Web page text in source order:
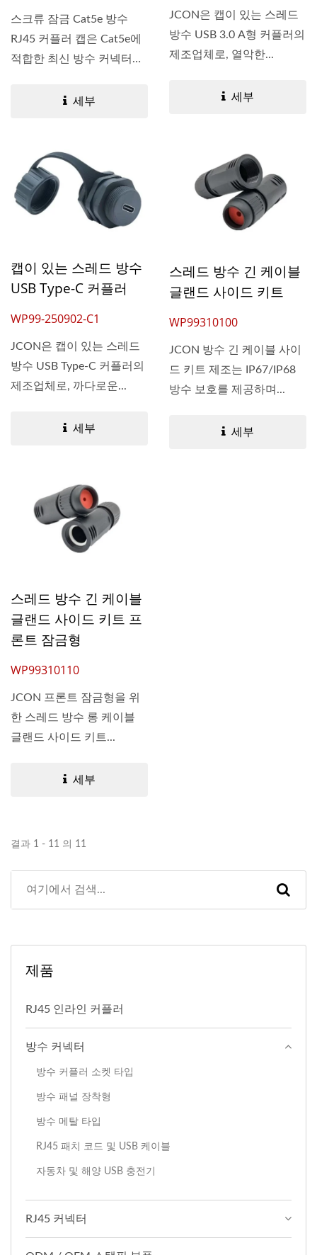
스크류 잠금 Cat5e 방수
RJ45 커플러 캡은 Cat5e에
적합한 최신 방수 커넥터입
세부
JCON은 캡이 있는 스레드
방수 USB 3.0 A형 커플러의
제조업체로, 열악한...
세부
캡이 있는 스레드 방수
USB Type-C 커플러
WP99-250902-C1
JCON은 캡이 있는 스레드
방수 USB Type-C 커플러의
제조업체로, 까다로운...
세부
스레드 방수 긴 케이블
글랜드 사이드 키트
WP99310100
JCON 방수 긴 케이블 사이
드 키트 제조는 IP67/IP68
방수 보호를 제공하며...
세부
스레드 방수 긴 케이블
글랜드 사이드 키트 프
론트 잠금형
WP99310110
JCON 프론트 잠금형을 위
한 스레드 방수 롱 케이블
글랜드 사이드 키트...
세부
결과 1 - 11 의 11
제품
RJ45 인라인 커플러
방수 커넥터
방수 커플러 소켓 타입
방수 패널 장착형
방수 메탈 타입
RJ45 패치 코드 및 USB 케이블
자동차 및 해양 USB 충전기
RJ45 커넥터